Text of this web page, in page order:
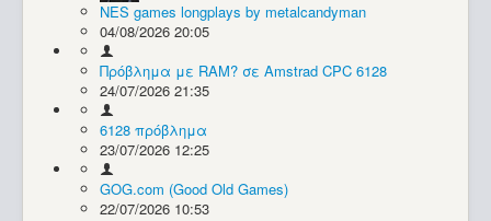
Συλλογές / Projects
NES games longplays by metalcandyman
04/08/2026 20:05
Πρόβλημα με RAM? σε Amstrad CPC 6128
24/07/2026 21:35
6128 πρόβλημα
23/07/2026 12:25
GOG.com (Good Old Games)
22/07/2026 10:53